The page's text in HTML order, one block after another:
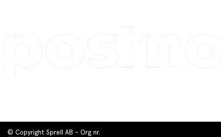
© Copyright Sprell AB - Org nr.